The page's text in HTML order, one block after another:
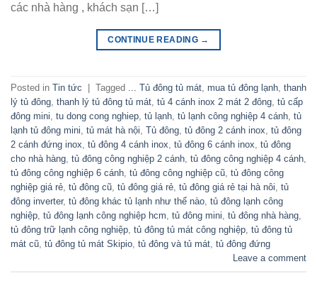
các nhà hàng , khách sạn […]
CONTINUE READING →
Posted in Tin tức Tagged ... Tủ đông tủ mát, mua tủ đông lạnh, thanh
lý tủ đông, thanh lý tủ đông tủ mát, tủ 4 cánh inox 2 mát 2 đông, tủ cấp
đông mini, tu dong cong nghiep, tủ lạnh, tủ lạnh công nghiệp 4 cánh, tủ
lạnh tủ đông mini, tủ mát hà nội, Tủ đông, tủ đông 2 cánh inox, tủ đông
2 cánh đứng inox, tủ đông 4 cánh inox, tủ đông 6 cánh inox, tủ đông
cho nhà hàng, tủ đông công nghiệp 2 cánh, tủ đông công nghiệp 4 cánh,
tủ đông công nghiệp 6 cánh, tủ đông công nghiệp cũ, tủ đông công
nghiệp giá rẻ, tủ đông cũ, tủ đông giá rẻ, tủ đông giá rẻ tại hà nôi, tủ
đông inverter, tủ đông khác tủ lạnh như thế nào, tủ đông lạnh công
nghiệp, tủ đông lạnh công nghiệp hcm, tủ đông mini, tủ đông nhà hàng,
tủ đông trữ lạnh công nghiệp, tủ đông tủ mát công nghiệp, tủ đông tủ
mát cũ, tủ đông tủ mát Skipio, tủ đông và tủ mát, tủ đông đứng
Leave a comment